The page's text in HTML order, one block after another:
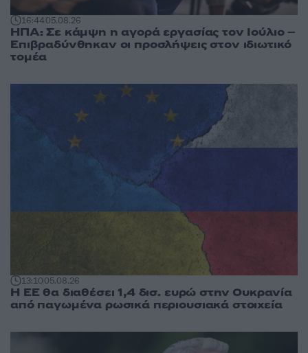
16:4405.08.26
ΗΠΑ: Σε κάμψη η αγορά εργασίας τον Ιούλιο –
Επιβραδύνθηκαν οι προσλήψεις στον ιδιωτικό
τομέα
13:1005.08.26
Η ΕΕ θα διαθέσει 1,4 δισ. ευρώ στην Ουκρανία
από παγωμένα ρωσικά περιουσιακά στοιχεία